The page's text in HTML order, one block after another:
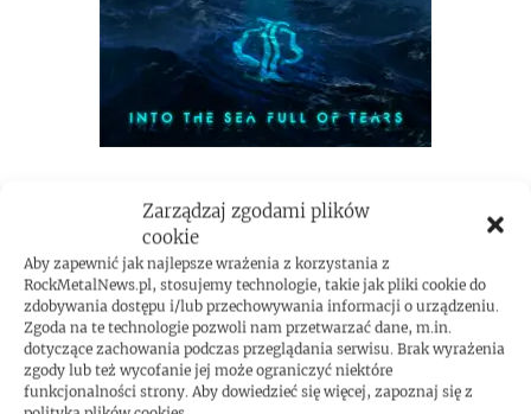
Zarządzaj zgodami plików
cookie
Aby zapewnić jak najlepsze wrażenia z korzystania z
RockMetalNews.pl, stosujemy technologie, takie jak pliki cookie do
zdobywania dostępu i/lub przechowywania informacji o urządzeniu.
Zgoda na te technologie pozwoli nam przetwarzać dane, m.in.
dotyczące zachowania podczas przeglądania serwisu. Brak wyrażenia
zgody lub też wycofanie jej może ograniczyć niektóre
funkcjonalności strony. Aby dowiedzieć się więcej, zapoznaj się z